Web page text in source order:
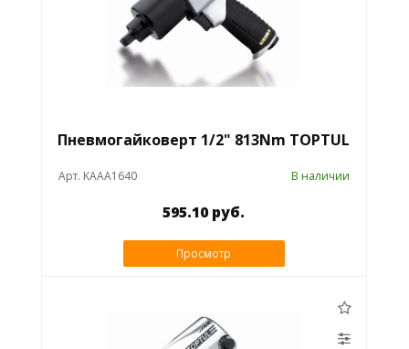
Пневмогайковерт 1/2" 813Nm TOPTUL
Арт. KAAA1640 В наличии
595.10 руб.
Просмотр